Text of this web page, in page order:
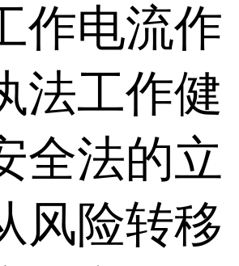
作电流作
法工作健
全法的立
风险转移